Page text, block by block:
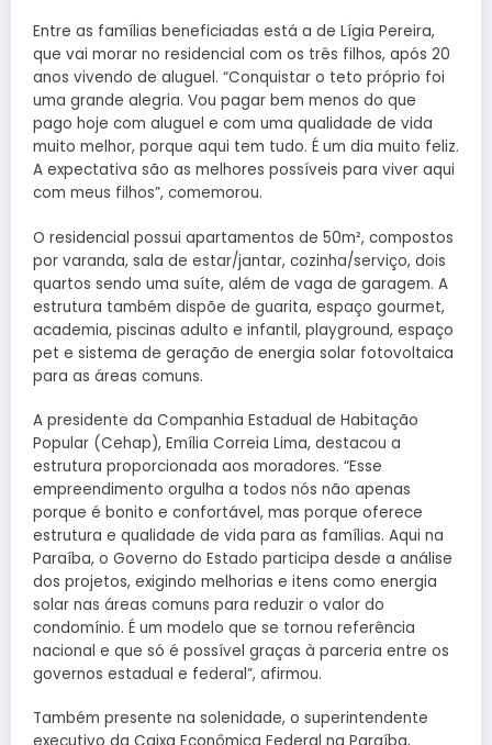
Entre as famílias beneficiadas está a de Lígia Pereira,
que vai morar no residencial com os três filhos, após 20
anos vivendo de aluguel. “Conquistar o teto próprio foi
uma grande alegria. Vou pagar bem menos do que
pago hoje com aluguel e com uma qualidade de vida
muito melhor, porque aqui tem tudo. É um dia muito feliz.
A expectativa são as melhores possíveis para viver aqui
com meus filhos”, comemorou.
O residencial possui apartamentos de 50m², compostos
por varanda, sala de estar/jantar, cozinha/serviço, dois
quartos sendo uma suíte, além de vaga de garagem. A
estrutura também dispõe de guarita, espaço gourmet,
academia, piscinas adulto e infantil, playground, espaço
pet e sistema de geração de energia solar fotovoltaica
para as áreas comuns.
A presidente da Companhia Estadual de Habitação
Popular (Cehap), Emília Correia Lima, destacou a
estrutura proporcionada aos moradores. “Esse
empreendimento orgulha a todos nós não apenas
porque é bonito e confortável, mas porque oferece
estrutura e qualidade de vida para as famílias. Aqui na
Paraíba, o Governo do Estado participa desde a análise
dos projetos, exigindo melhorias e itens como energia
solar nas áreas comuns para reduzir o valor do
condomínio. É um modelo que se tornou referência
nacional e que só é possível graças à parceria entre os
governos estadual e federal”, afirmou.
Também presente na solenidade, o superintendente